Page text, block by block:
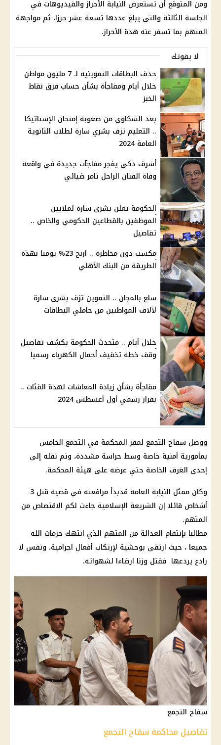
ومن المتوقع أن تستعرض النيابة الأحراز والفيديوهات في
الجلسة الثالثة والتي يبلغ عددها تسعة عشر حرزا، ثم مواجهة
المتهم بما تسفر عنه هذة الأحراز.
لا يفوتك
حذف البطاقات التموينية لـ 7 مليون مواطن
خلال أيام ومفاجأة بشأن حساب فرق نقاط
الخبز
بعد الشكاوي من صعوبة إمتحان الإستاتيكا
.. التعليم تزف بشري سارة لطلاب الثانوية
العامة 2024
أشرف ذكي يفجر مفاجآت جديدة في واقعة
وفاة الفنان الراحل تامر ضيائي
الحكومة تعلن بشرى سارة لملايين
الموظفين بالقطاعين الحكومي والخاص ..
تفاصيل
مكسب دون مخاطرة .. اربح 23% يوميا بهذة
الطريقة من البنك الأهلي
سلع بالمجان .. التموين تزف بشرى سارة
لآلاف المواطنين من حاملي البطاقات
خلال أيام .. متحدث الحكومة يكشف تفاصيل
وقف خطة تخفيف أحمال الكهرباء رسميا
مفاجأة بشأن زيادة المعاشات لهذة الفئات ..
بقرار رسمي أول أغسطس 2024
ووصل سفاح التجمع لمقر المحكمة في التجمع الخامس
بمأمورية أمنية خاصة وسط حراسة مشددة، وتم نقله إلى
إحدى الغرف الخاصة حتي عرضه على هيئة المحكمة.
وكان ممثل النيابة العامة قدبدأ مرافعته في قضية
قتل 3
أشخاص قائلا إن الشريعة الإسلامية جاءت لكم الاقتصاص من
المتهم.
مطالبا بإنتقام العدالة من المتهم الذي انتهك حرمات الله
جميعا ، حيث ارتقى بوحشية لإرتكاب أفعال اجرامية، ونفس لا
رادع يردعها فقتل وزنا ارضاءا لشهواته.
سفاح التجمع
تفاصيل محاكمة سفاح التجمع